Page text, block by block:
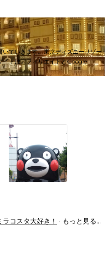
ていきます。東京ディズニーリゾー
イトはアフィリエイトとGoogle
コスタ大好き！ もっと見る…